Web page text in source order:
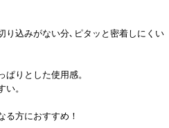
り込みがない分､ピタッと密着しにくい
ぱりとした使用感。
い。
る方におすすめ！